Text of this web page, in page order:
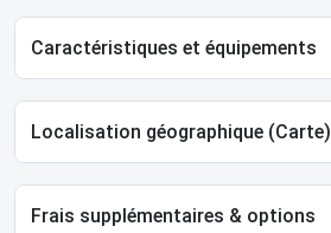
Caractéristiques et équipements
Localisation géographique (Carte)
Frais supplémentaires & options